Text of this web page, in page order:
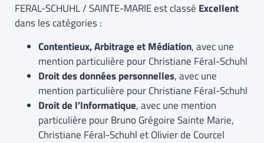
FERAL-SCHUHL / SAINTE-MARIE est classé Excellent
dans les catégories :
Contentieux, Arbitrage et Médiation, avec une
mention particulière pour Christiane Féral-Schuhl
Droit des données personnelles, avec une
mention particulière pour Christiane Féral-Schuhl
Droit de l’Informatique, avec une mention
particulière pour Bruno Grégoire Sainte Marie,
Christiane Féral-Schuhl et Olivier de Courcel